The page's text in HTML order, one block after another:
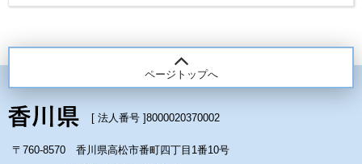
ページトップへ
[ 法人番号 ]8000020370002
〒760-8570 香川県高松市番町四丁目1番10号